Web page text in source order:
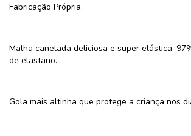
Fabricação Própria.
Malha canelada deliciosa e super elástica,
de elastano.
Gola mais altinha que protege a criança nos